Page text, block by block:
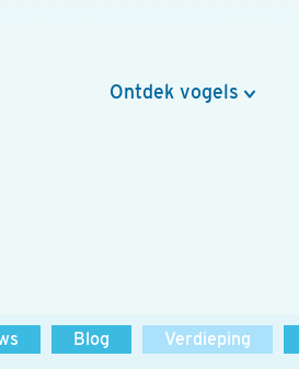
Ontdek vogels
Blog Verdieping